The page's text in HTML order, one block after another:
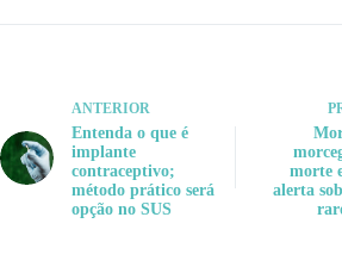
ANTERIOR
Entenda o que é
implante
contraceptivo;
método prático será
opção no SUS
morte
alerta